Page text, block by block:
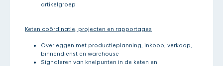
artikelgroep
Keten coördinatie, projecten en rapportages
Overleggen met productieplanning, inkoop, verkoop,
binnendienst en warehouse
Signaleren van knelpunten in de keten en